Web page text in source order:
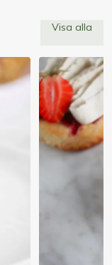
Visa alla